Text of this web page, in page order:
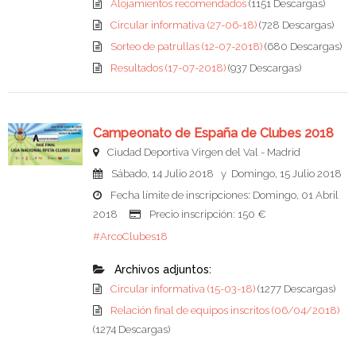
Alojamientos recomendados (1151 Descargas)
Circular informativa (27-06-18) (728 Descargas)
Sorteo de patrullas (12-07-2018) (680 Descargas)
Resultados (17-07-2018) (937 Descargas)
Campeonato de España de Clubes 2018
Ciudad Deportiva Virgen del Val - Madrid
Sábado, 14 Julio 2018 y Domingo, 15 Julio 2018
Fecha límite de inscripciones: Domingo, 01 Abril
2018
Precio inscripción: 150 €
#ArcoClubes18
Archivos adjuntos:
Circular informativa (15-03-18) (1277 Descargas)
Relación final de equipos inscritos (06/04/2018)
(1274 Descargas)